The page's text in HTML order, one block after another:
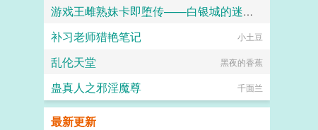
游戏王雌熟妹卡即堕传——白银城的迷宫主?拉比丽斯篇
丁骨
补习老师猎艳笔记 小土豆
乱伦天堂 黑夜的香蕉
蛊真人之邪淫魔尊 千面兰
最新更新